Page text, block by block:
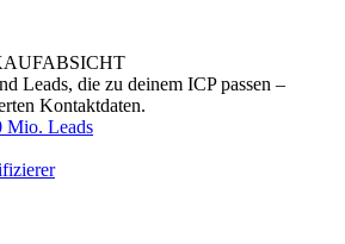
Leads, die zu deinem ICP passen –
Kontaktdaten.
Mio. Leads